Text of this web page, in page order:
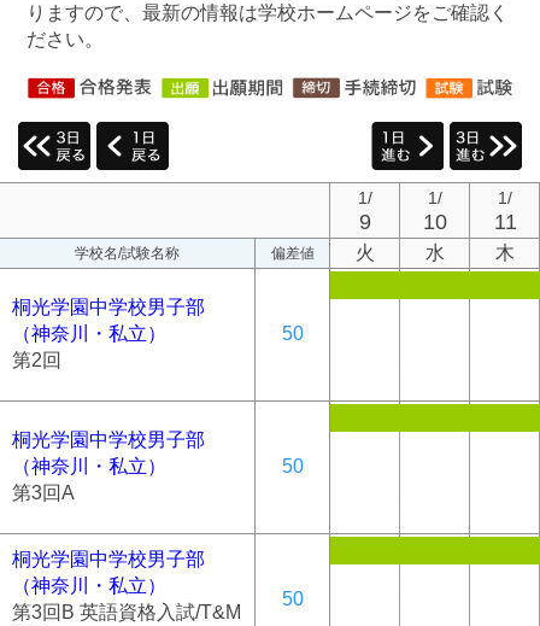
りますので、最新の情報は学校ホームページをご確認く
ださい。
1/
9
1/
10
1/
11
学校名/試験名称 偏差値 火 水 木
桐光学園中学校男子部
（神奈川・私立）
第2回
50
桐光学園中学校男子部
（神奈川・私立）
第3回A
50
桐光学園中学校男子部
（神奈川・私立）
第3回B 英語資格入試/T&M
50